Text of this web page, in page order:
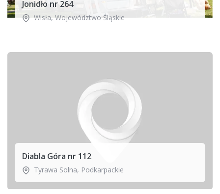
Jonidło nr 264
Wisła,Województwo Śląskie
Diabla Góra nr 112
Tyrawa Solna, Podkarpackie